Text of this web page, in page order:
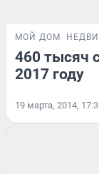
МОЙ ДОМ
460 тысяч
2017 году
19 марта, 2014,